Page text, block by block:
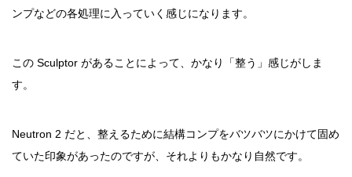
ンプなどの各処理に入っていく感じになります。
この Sculptor があることによって、かなり「整う」感じがしま
す。
Neutron 2 だと、整えるために結構コンプをバツバツにかけて固め
ていた印象があったのですが、それよりもかなり自然です。